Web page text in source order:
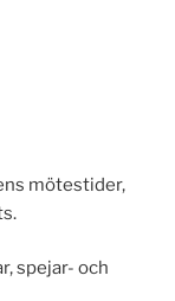
mötestider,
spejar- och